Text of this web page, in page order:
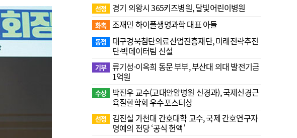
선정 경기 의왕시 365키즈병원, 달빛어린이병원
화촉 조재민 하이플생명과학 대표 아들
동정
대구경북첨단의료산업진흥재단, 미래전략추진
단·빅데이터팀 신설
기부 류기성·이옥희 동문 부부, 부산대 의대 발전기금
1억원
수상
박진우 교수(고대안암병원 신경과), 국제신경근
육질환학회 우수포스터상
선정
김진실 가천대 간호대학 교수, 국제 간호연구자
명예의 전당 ‘공식 헌액’